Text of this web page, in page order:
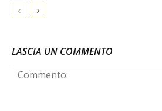
LASCIA UN COMMENTO